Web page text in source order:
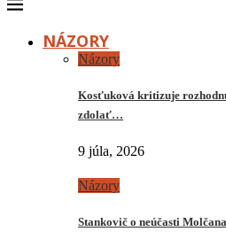
NÁZORY
Názory
Kosťuková kritizuje
zdolať…
9 júla, 2026
Názory
Stankovič o neúčasti